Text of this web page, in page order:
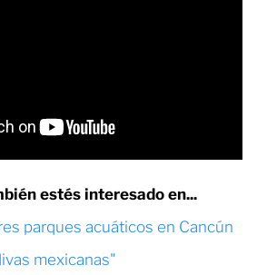
estés interesado en...
parques acuáticos en Cancún
mexicanas"